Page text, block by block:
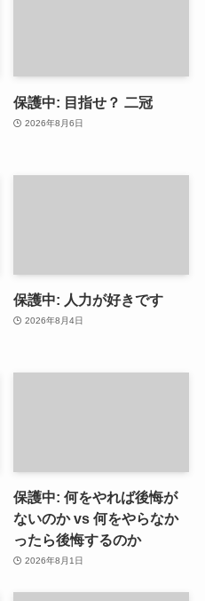
保護中: 目指せ？ 二冠
2026年8月6日
保護中: 人力が好きです
2026年8月4日
保護中: 何をやれば後悔が
ないのか vs 何をやらなか
ったら後悔するのか
2026年8月1日